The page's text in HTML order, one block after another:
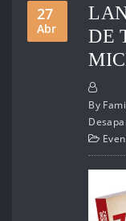
27
Abr
DE
By